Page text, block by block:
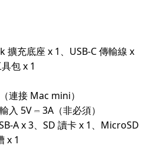
充底座 x 1、USB-C 傳輸線 x
包 x 1
連接 Mac mini）
入 5V ⎓ 3A（非必須）
A x 3、SD 讀卡 x 1、MicroSD
x 1